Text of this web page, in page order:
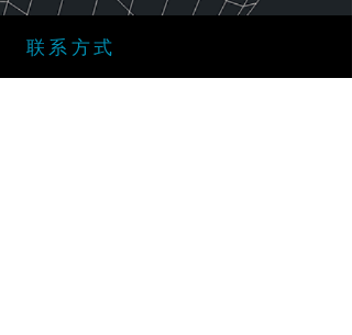
联系方式